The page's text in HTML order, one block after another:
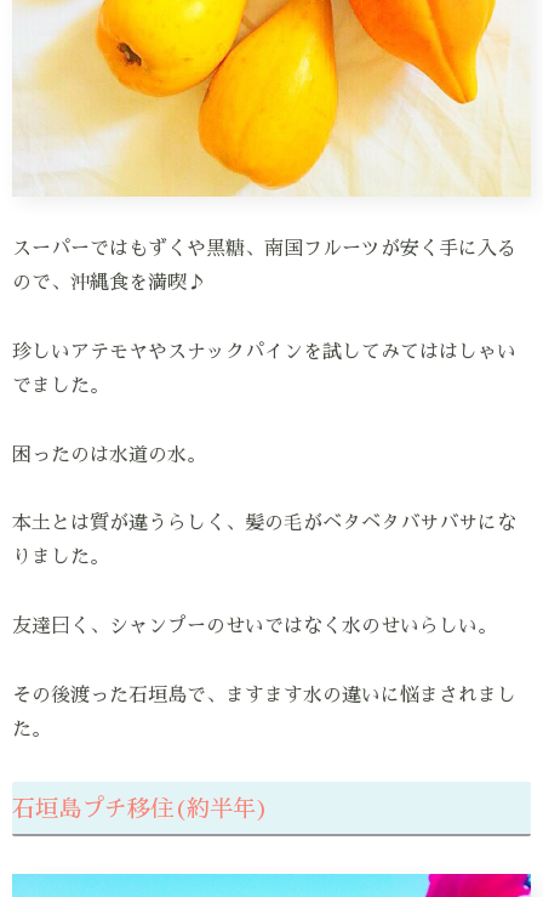
スーパーではもずくや黒糖、南国フルーツが安く手に入る
ので、沖縄食を満喫♪
珍しいアテモヤやスナックパインを試してみてははしゃい
でました。
困ったのは水道の水。
本土とは質が違うらしく、髪の毛がベタベタバサバサにな
りました。
友達曰く、シャンプーのせいではなく水のせいらしい。
その後渡った石垣島で、ますます水の違いに悩まされまし
た。
石垣島プチ移住(約半年)